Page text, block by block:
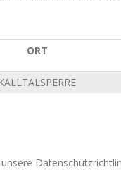
ORT
KALLTALSPERRE